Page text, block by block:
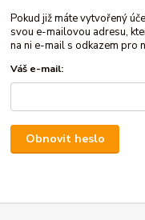
Pokud již máte vytvořený
svou e-mailovou adresu,
na ni e-mail s odkazem pro
Váš e-mail:
Obnovit heslo